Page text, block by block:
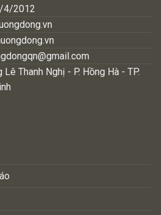
4/2012
Thanh Nghị - P. Hồng Hà - TP.